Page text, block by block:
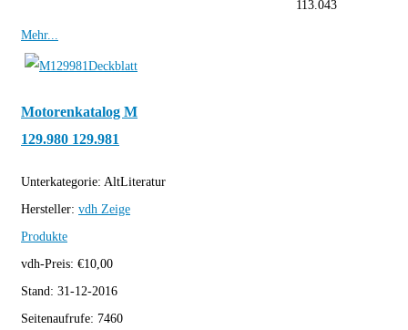
113.043
Mehr...
Motorenkatalog M
129.980 129.981
Unterkategorie: AltLiteratur
Hersteller: vdh Zeige
Produkte
vdh-Preis: €10,00
Stand: 31-12-2016
Seitenaufrufe: 7460